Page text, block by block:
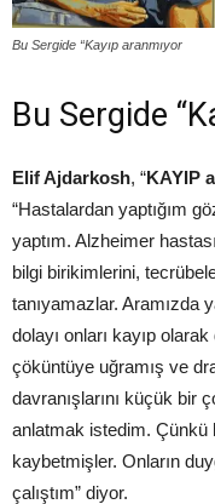
Bu Sergide “Kayıp aranmıyor
Bu Sergide
Elif Ajdarkosh, “KAYIP
“Hastalardan yaptığım
yaptım. Alzheimer
bilgi birikimlerini,
tanıyamazlar. Aramızda
dolayı onları kayıp
çöküntüye uğramış ve
davranışlarını küçük bir
anlatmak istedim. Çünkü
kaybetmişler. Onların
çalıştım” diyor.